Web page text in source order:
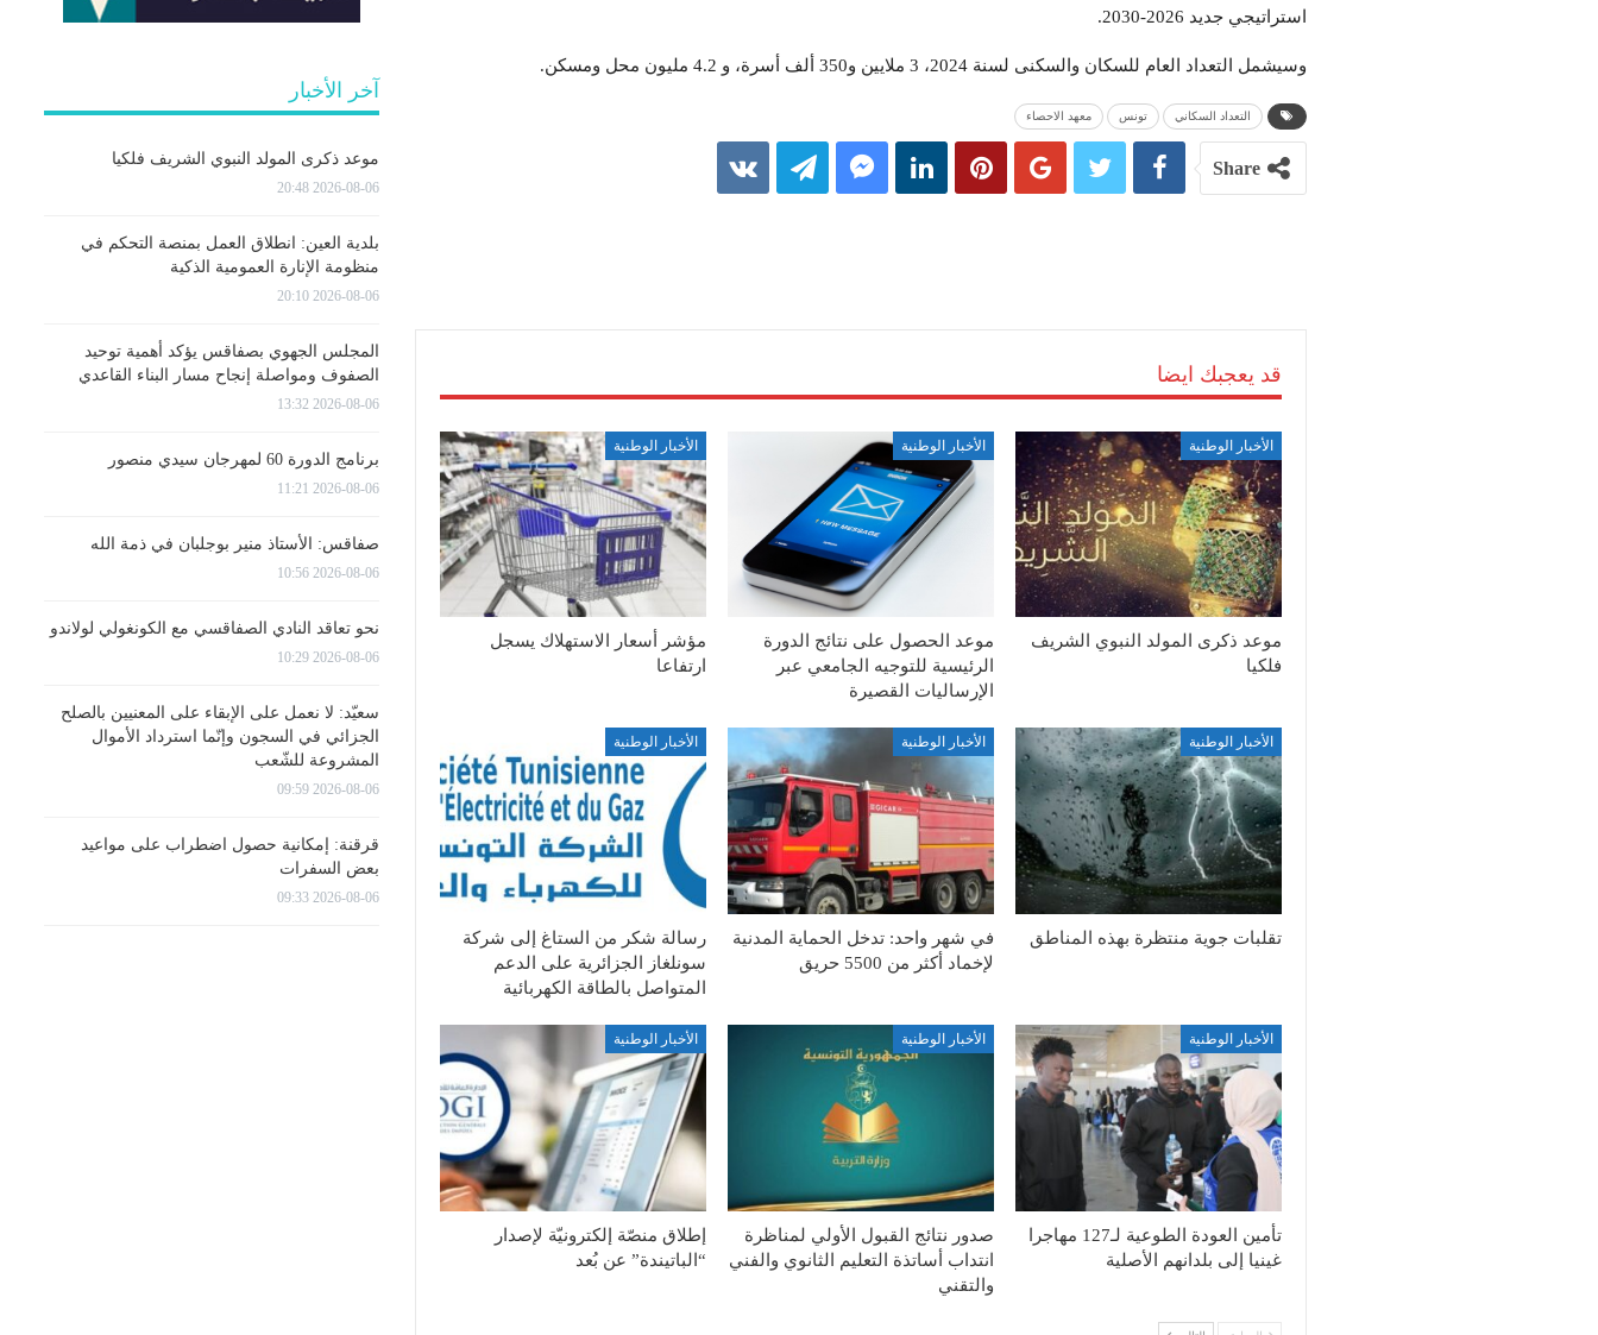
استراتيجي جديد 2026-2030.
وسيشمل التعداد العام للسكان والسكنى لسنة 2024، 3 ملايين و350 ألف أسرة، و 4.2 مليون محل ومسكن.
التعداد السكاني تونس معهد الاحصاء
Share
قد يعجبك ايضا
الأخبار الوطنية
موعد ذكرى المولد النبوي الشريف
فلكيا
الأخبار الوطنية
موعد الحصول على نتائج الدورة
الرئيسية للتوجيه الجامعي عبر
الإرساليات القصيرة
الأخبار الوطنية
مؤشر أسعار الاستهلاك يسجل
ارتفاعا
الأخبار الوطنية
تقلبات جوية منتظرة بهذه المناطق
الأخبار الوطنية
في شهر واحد: تدخل الحماية المدنية
لإخماد أكثر من 5500 حريق
الأخبار الوطنية
رسالة شكر من الستاغ إلى شركة
سونلغاز الجزائرية على الدعم
المتواصل بالطاقة الكهربائية
الأخبار الوطنية
تأمين العودة الطوعية لـ127 مهاجرا
غينيا إلى بلدانهم الأصلية
الأخبار الوطنية
صدور نتائج القبول الأولي لمناظرة
انتداب أساتذة التعليم الثانوي والفني
والتقني
الأخبار الوطنية
إطلاق منصّة إلكترونيّة لإصدار
“الباتيندة” عن بُعد
آخر الأخبار
موعد ذكرى المولد النبوي الشريف فلكيا
2026-08-06 20:48
بلدية العين: انطلاق العمل بمنصة التحكم في
منظومة الإنارة العمومية الذكية
2026-08-06 20:10
المجلس الجهوي بصفاقس يؤكد أهمية توحيد
الصفوف ومواصلة إنجاح مسار البناء القاعدي
2026-08-06 13:32
برنامج الدورة 60 لمهرجان سيدي منصور
2026-08-06 11:21
صفاقس: الأستاذ منير بوجلبان في ذمة الله
2026-08-06 10:56
نحو تعاقد النادي الصفاقسي مع الكونغولي لولاندو
2026-08-06 10:29
سعيّد: لا نعمل على الإبقاء على المعنيين بالصلح
الجزائي في السجون وإنّما استرداد الأموال
المشروعة للشّعب
2026-08-06 09:59
قرقنة: إمكانية حصول اضطراب على مواعيد
بعض السفرات
2026-08-06 09:33